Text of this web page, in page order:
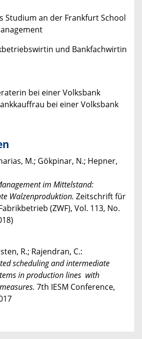
Studium an der Frankfurt School
und Bankfachwirtin
bei einer Volksbank
bei einer Volksbank
M.; Gökpinar, N.; Hepner,
im Mittelstand:
Walzenproduktion. Zeitschrift für
(ZWF), Vol. 113, No.
R.; Rajendran, C.:
scheduling and intermediate
in production lines with
7th IESM Conference,